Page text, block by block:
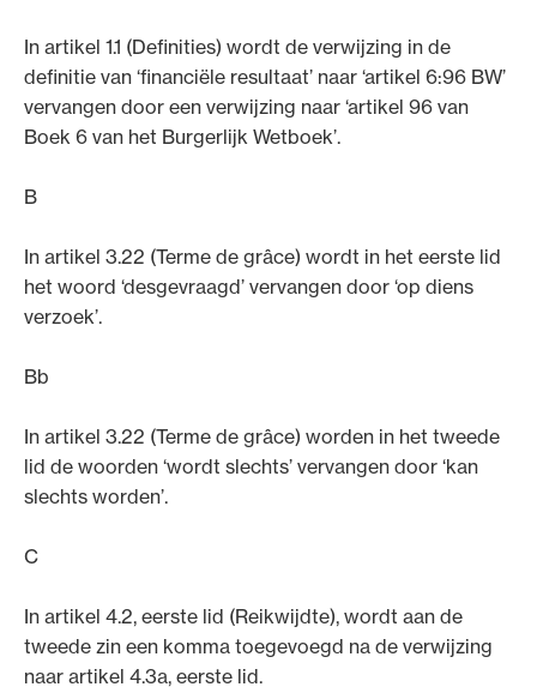
In artikel 1.1 (Definities) wordt de verwijzing in de
definitie van ‘financiële resultaat’ naar ‘artikel 6:96 BW’
vervangen door een verwijzing naar ‘artikel 96 van
Boek 6 van het Burgerlijk Wetboek’.
B
In artikel 3.22 (Terme de grâce) wordt in het eerste lid
het woord ‘desgevraagd’ vervangen door ‘op diens
verzoek’.
Bb
In artikel 3.22 (Terme de grâce) worden in het tweede
lid de woorden ‘wordt slechts’ vervangen door ‘kan
slechts worden’.
C
In artikel 4.2, eerste lid (Reikwijdte), wordt aan de
tweede zin een komma toegevoegd na de verwijzing
naar artikel 4.3a, eerste lid.